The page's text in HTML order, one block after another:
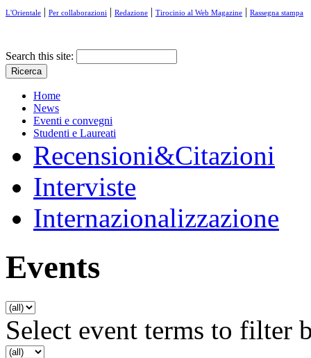
L'Orientale | Per collaborazioni | Redazione | Tirocinio al Web Magazine | Rassegna stampa
Search this site:
Home
News
Eventi e convegni
Studenti e Laureati
Recensioni&Citazioni
Interviste
Internazionalizzazione
Events
Select event terms to filter